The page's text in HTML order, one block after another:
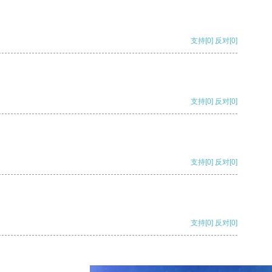
支持[0] 反对[0]
支持[0] 反对[0]
支持[0] 反对[0]
支持[0] 反对[0]